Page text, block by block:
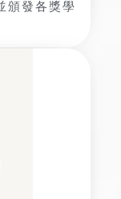
頒發各獎學